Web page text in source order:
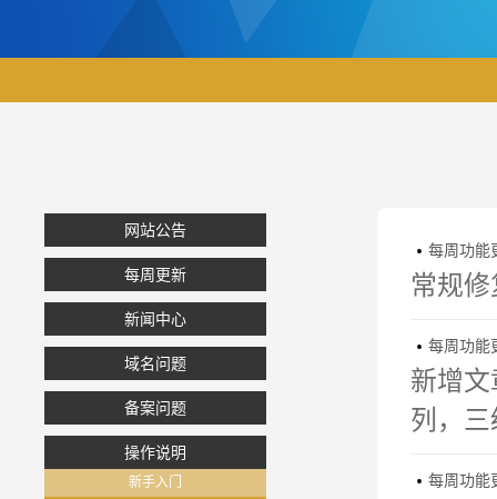
网站公告
每周更新
新闻中心
域名问题
备案问题
操作说明
新手入门
 每周功能
常规
 每周功能
新增
列，
 每周功能